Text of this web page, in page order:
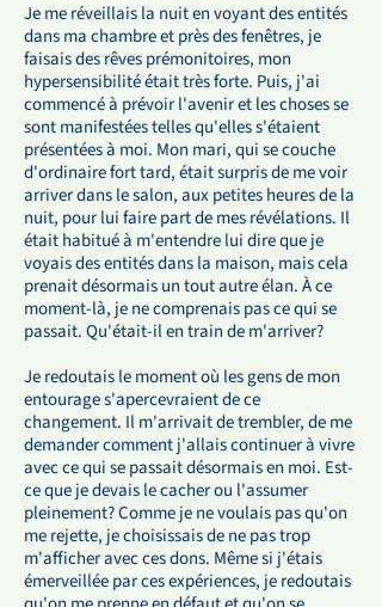
Je me réveillais la nuit en voyant des entités
dans ma chambre et près des fenêtres, je
faisais des rêves prémonitoires, mon
hypersensibilité était très forte. Puis, j'ai
commencé à prévoir l'avenir et les choses se
sont manifestées telles qu'elles s'étaient
présentées à moi. Mon mari, qui se couche
d'ordinaire fort tard, était surpris de me voir
arriver dans le salon, aux petites heures de la
nuit, pour lui faire part de mes révélations. Il
était habitué à m'entendre lui dire que je
voyais des entités dans la maison, mais cela
prenait désormais un tout autre élan. À ce
moment-là, je ne comprenais pas ce qui se
passait. Qu'était-il en train de m'arriver?
Je redoutais le moment où les gens de mon
entourage s'apercevraient de ce
changement. Il m'arrivait de trembler, de me
demander comment j'allais continuer à vivre
avec ce qui se passait désormais en moi. Est-
ce que je devais le cacher ou l'assumer
pleinement? Comme je ne voulais pas qu'on
me rejette, je choisissais de ne pas trop
m'afficher avec ces dons. Même si j'étais
émerveillée par ces expériences, je redoutais